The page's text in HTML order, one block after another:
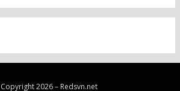
2026 – Redsvn.net